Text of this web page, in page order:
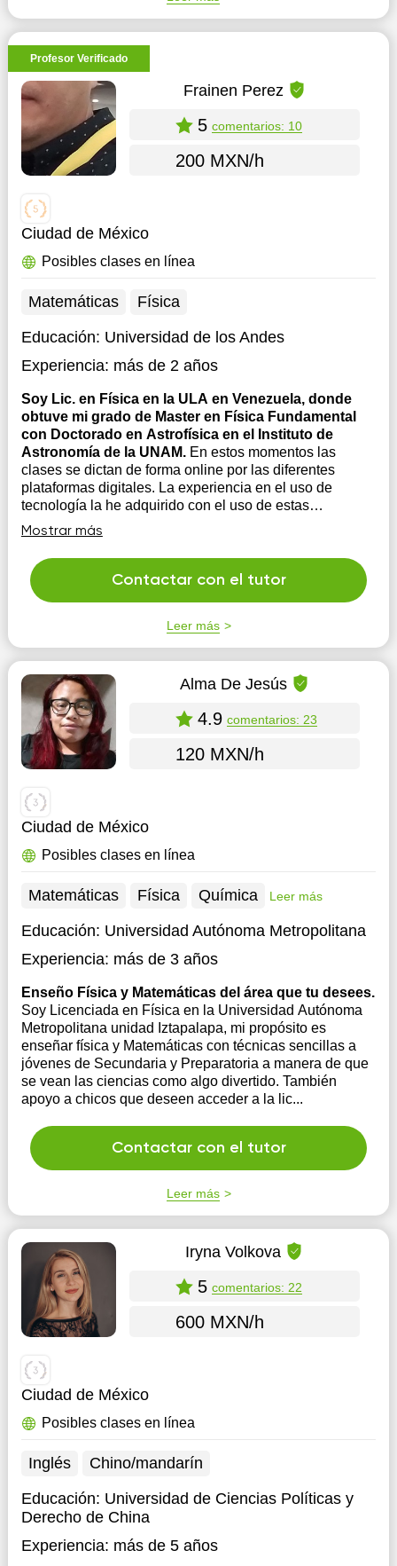
Profesor Verificado
Frainen Perez
5 comentarios: 10
200 MXN/h
Ciudad de México
Posibles clases en línea
Matemáticas
Física
Educación: Universidad de los Andes
Experiencia: más de 2 años
Soy Lic. en Física en la ULA en Venezuela, donde
obtuve mi grado de Master en Física Fundamental
con Doctorado en Astrofísica en el Instituto de
Astronomía de la UNAM. En estos momentos las
clases se dictan de forma online por las diferentes
plataformas digitales. La experiencia en el uso de
tecnología la he adquirido con el uso de estas
herramientas a diario en las reuniones de trabajo de
investigación. Una nueva estrategia que estoy
aplicando es el desarrollo p...
Mostrar más
Contactar con el tutor
Leer más
Alma De Jesús
4.9 comentarios: 23
120 MXN/h
Ciudad de México
Posibles clases en línea
Matemáticas Física Química Leer más
Educación: Universidad Autónoma Metropolitana
Experiencia: más de 3 años
Enseño Física y Matemáticas del área que tu desees.
Soy Licenciada en Física en la Universidad Autónoma
Metropolitana unidad Iztapalapa, mi propósito es
enseñar física y Matemáticas con técnicas sencillas a
jóvenes de Secundaria y Preparatoria a manera de que
se vean las ciencias como algo divertido. También
apoyo a chicos que deseen acceder a la lic...
Contactar con el tutor
Leer más
Iryna Volkova
5 comentarios: 22
600 MXN/h
Ciudad de México
Posibles clases en línea
Inglés
Chino/mandarín
Educación: Universidad de Ciencias Políticas y
Derecho de China
Experiencia: más de 5 años